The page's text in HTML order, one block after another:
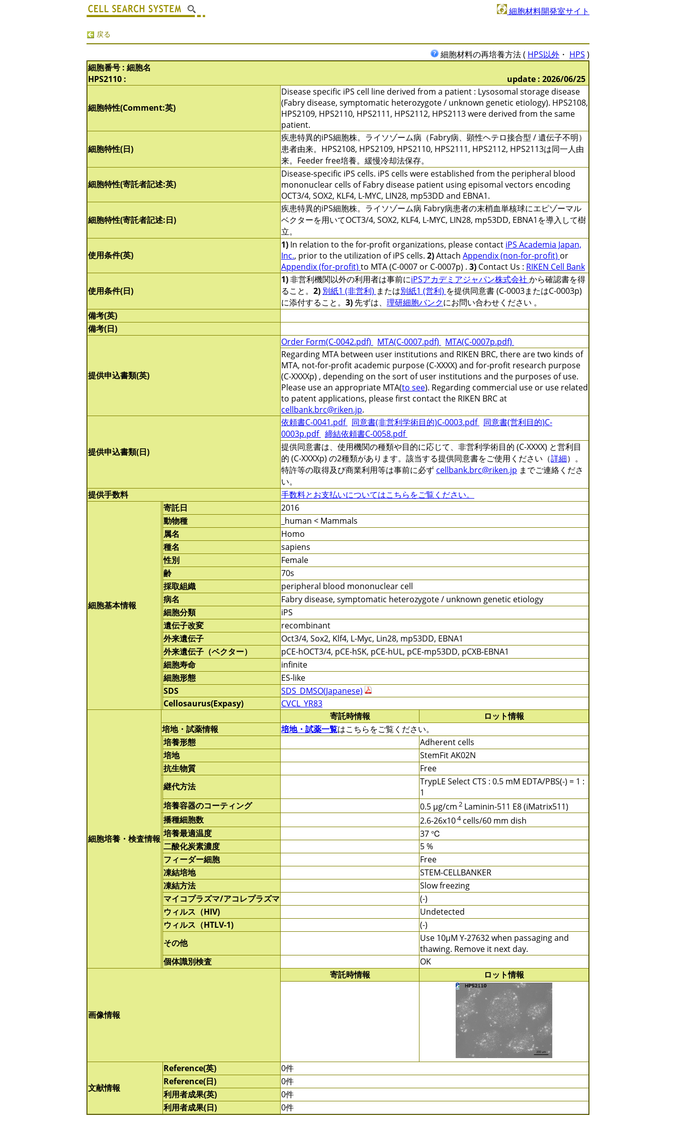
細胞材料開発室サイト
戻る
細胞材料の再培養方法 ( HPS以外 ・ HPS )
細胞番号 : 細胞名
HPS2110 :
update : 2026/06/25
細胞特性(Comment:英)
Disease specific iPS cell line derived from a patient : Lysosomal storage disease
(Fabry disease, symptomatic heterozygote / unknown genetic etiology). HPS2108,
HPS2109, HPS2110, HPS2111, HPS2112, HPS2113 were derived from the same
patient.
細胞特性(日)
疾患特異的iPS細胞株。ライソゾーム病（Fabry病、顕性ヘテロ接合型 / 遺伝子不明）
患者由来。HPS2108, HPS2109, HPS2110, HPS2111, HPS2112, HPS2113は同一人由
来。Feeder free培養。緩慢冷却法保存。
細胞特性(寄託者記述:英)
Disease-specific iPS cells. iPS cells were established from the peripheral blood
mononuclear cells of Fabry disease patient using episomal vectors encoding
OCT3/4, SOX2, KLF4, L-MYC, LIN28, mp53DD and EBNA1.
細胞特性(寄託者記述:日)
疾患特異的iPS細胞株。ライソゾーム病 Fabry病患者の末梢血単核球にエピゾーマル
ベクターを用いてOCT3/4, SOX2, KLF4, L-MYC, LIN28, mp53DD, EBNA1を導入して樹
立。
使用条件(英)
1) In relation to the for-profit organizations, please contact iPS Academia Japan,
Inc., prior to the utilization of iPS cells. 2)Attach Appendix (non-for-profit) or
Appendix (for-profit) to MTA (C-0007 or C-0007p) . 3) Contact Us : RIKEN Cell Bank
使用条件(日)
1)非営利機関以外の利用者は事前にiPSアカデミアジャパン株式会社 から確認書を得
ること。 2) 別紙1 (非営利) または別紙1 (営利) を提供同意書 (C-0003またはC-0003p)
に添付すること。 3) 先ずは、 理研細胞バンクにお問い合わせください 。
備考(英)
備考(日)
提供申込書類(英)
Order Form(C-0042.pdf) MTA(C-0007.pdf)
MTA(C-0007p.pdf)
Regarding MTA between user institutions and RIKEN BRC, there are two kinds of
MTA, not-for-profit academic purpose (C-XXXX) and for-profit research purpose
(C-XXXXp) , depending on the sort of user institutions and the purposes of use.
Please use an appropriate MTA(to see). Regarding commercial use or use related
to patent applications, please first contact the RIKEN BRC at
cellbank.brc@riken.jp.
提供申込書類(日)
依頼書C-0041.pdf 同意書(非営利学術目的)C-0003.pdf 同意書(営利目的)C-
0003p.pdf 締結依頼書C-0058.pdf
提供同意書は、使用機関の種類や目的に応じて、非営利学術目的 (C-XXXX) と営利目
的 (C-XXXXp) の2種類があります。該当する提供同意書をご使用ください（詳細）。
特許等の取得及び商業利用等は事前に必ず cellbank.brc@riken.jp までご連絡くださ
い。
提供手数料
手数料とお支払いについてはこちらをご覧ください。
細胞基本情報
寄託日
2016
動物種
_human < Mammals
属名
Homo
種名
sapiens
性別
Female
齢
70s
採取組織
peripheral blood mononuclear cell
病名
Fabry disease, symptomatic heterozygote / unknown genetic etiology
細胞分類
iPS
遺伝子改変
recombinant
外来遺伝子
Oct3/4, Sox2, Klf4, L-Myc, Lin28, mp53DD, EBNA1
外来遺伝子（ベクター）
pCE-hOCT3/4, pCE-hSK, pCE-hUL, pCE-mp53DD, pCXB-EBNA1
細胞寿命
infinite
細胞形態
ES-like
SDS
SDS_DMSO(Japanese)
Cellosaurus(Expasy)
CVCL_YR83
細胞培養・検査情報
寄託時情報
ロット情報
培地・試薬情報
培地・試薬一覧はこちらをご覧ください。
培養形態
Adherent cells
培地
StemFit AK02N
抗生物質
Free
継代方法
TrypLE Select CTS : 0.5 mM EDTA/PBS(-) = 1 :
1
培養容器のコーティング
0.5 μg/cm 2 Laminin-511 E8 (iMatrix511)
播種細胞数
2.6-26x104cells/60 mm dish
培養最適温度
37 ℃
二酸化炭素濃度
5 %
フィーダー細胞
Free
凍結培地
STEM-CELLBANKER
凍結方法
Slow freezing
マイコプラズマ/アコレプラズマ
(-)
ウィルス（HIV)
Undetected
ウィルス（HTLV-1)
(-)
その他
Use 10μM Y-27632 when passaging and
thawing. Remove it next day.
個体識別検査
OK
画像情報
寄託時情報 ロット情報
文献情報
Reference(英)
0件
Reference(日)
0件
利用者成果(英)
0件
利用者成果(日)
0件